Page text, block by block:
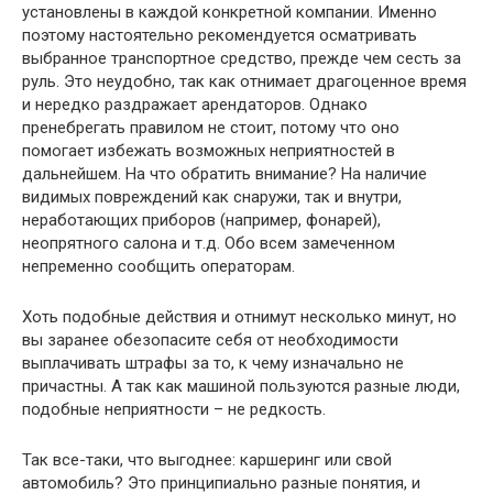
установлены в каждой конкретной компании. Именно
поэтому настоятельно рекомендуется осматривать
выбранное транспортное средство, прежде чем сесть за
руль. Это неудобно, так как отнимает драгоценное время
и нередко раздражает арендаторов. Однако
пренебрегать правилом не стоит, потому что оно
помогает избежать возможных неприятностей в
дальнейшем. На что обратить внимание? На наличие
видимых повреждений как снаружи, так и внутри,
неработающих приборов (например, фонарей),
неопрятного салона и т.д. Обо всем замеченном
непременно сообщить операторам.
Хоть подобные действия и отнимут несколько минут, но
вы заранее обезопасите себя от необходимости
выплачивать штрафы за то, к чему изначально не
причастны. А так как машиной пользуются разные люди,
подобные неприятности – не редкость.
Так все-таки, что выгоднее: каршеринг или свой
автомобиль? Это принципиально разные понятия, и